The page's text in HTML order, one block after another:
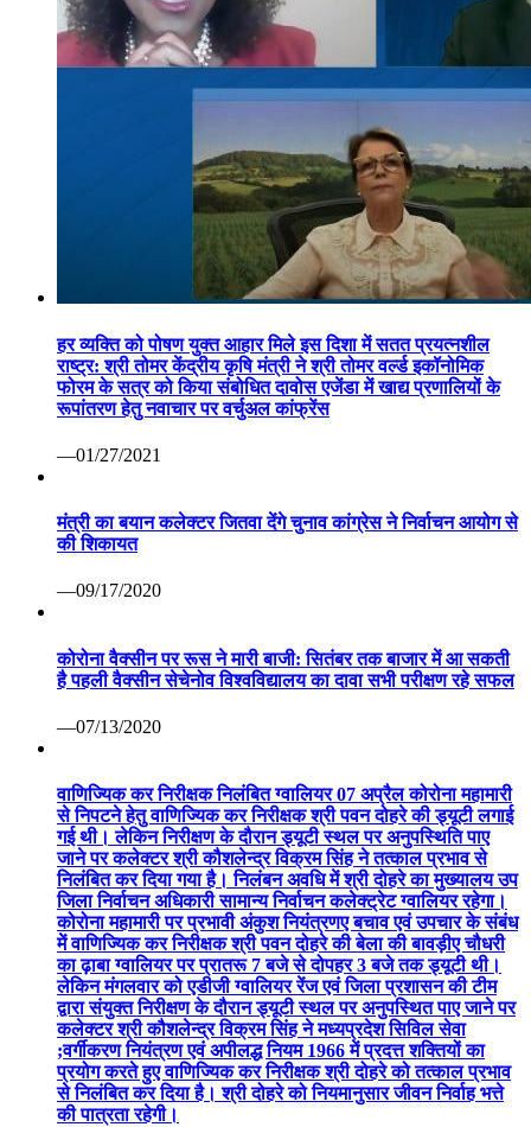
हर व्यक्ति को पोषण युक्त आहार मिले इस दिशा में सतत प्रयत्नशील
राष्ट्र: श्री तोमर केंद्रीय कृषि मंत्री ने श्री तोमर वर्ल्ड इकॉनोमिक
फोरम के सत्र को किया संबोधित दावोस एजेंडा में खाद्य प्रणालियों के
रूपांतरण हेतु नवाचार पर वर्चुअल कांफ्रेंस
—01/27/2021
मंत्री का बयान कलेक्टर जितवा देंगे चुनाव कांग्रेस ने निर्वाचन आयोग से
की शिकायत
—09/17/2020
कोरोना वैक्सीन पर रूस ने मारी बाजी: सितंबर तक बाजार में आ सकती
है पहली वैक्सीन सेचेनोव विश्वविद्यालय का दावा सभी परीक्षण रहे सफल
—07/13/2020
वाणिज्यिक कर निरीक्षक निलंबित ग्वालियर 07 अप्रैल कोरोना महामारी
से निपटने हेतु वाणिज्यिक कर निरीक्षक श्री पवन दोहरे की ड्यूटी लगाई
गई थी। लेकिन निरीक्षण के दौरान ड्यूटी स्थल पर अनुपस्थिति पाए
जाने पर कलेक्टर श्री कौशलेन्द्र विक्रम सिंह ने तत्काल प्रभाव से
निलंबित कर दिया गया है। निलंबन अवधि में श्री दोहरे का मुख्यालय उप
जिला निर्वाचन अधिकारी सामान्य निर्वाचन कलेक्ट्रेट ग्वालियर रहेगा।
कोरोना महामारी पर प्रभावी अंकुश नियंत्रणए बचाव एवं उपचार के संबंध
में वाणिज्यिक कर निरीक्षक श्री पवन दोहरे की बेला की बावड़ीए चौधरी
का ढ़ाबा ग्वालियर पर प्रातरू 7 बजे से दोपहर 3 बजे तक ड्यूटी थी।
लेकिन मंगलवार को एडीजी ग्वालियर रेंज एवं जिला प्रशासन की टीम
द्वारा संयुक्त निरीक्षण के दौरान ड्यूटी स्थल पर अनुपस्थित पाए जाने पर
कलेक्टर श्री कौशलेन्द्र विक्रम सिंह ने मध्यप्रदेश सिविल सेवा
;वर्गीकरण नियंत्रण एवं अपीलद्ध नियम 1966 में प्रदत्त शक्तियों का
प्रयोग करते हुए वाणिज्यिक कर निरीक्षक श्री दोहरे को तत्काल प्रभाव
से निलंबित कर दिया है। श्री दोहरे को नियमानुसार जीवन निर्वाह भत्ते
की पात्रता रहेगी।